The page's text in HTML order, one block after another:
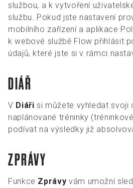
službou, a k vytvoření
službu. Pokud jste nastavení
mobilního zařízení a aplikace
k webové službě Flow přihlásit
údajů, které jste si v rámci
DIÁŘ
V Diáři si můžete vyhledat svoji
naplánované tréninky
podívat na výsledky již
ZPRÁVY
Funkce Zprávy vám umožní